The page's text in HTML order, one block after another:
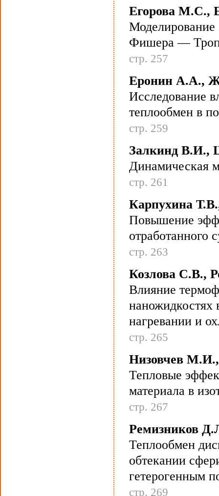
Егорова М.С.,
Моделирование
Фишера —
стр. 257
Еронин А.А.,
Исследование
теплообмен в
стр. 259
Залкинд В.И.,
Динамическая
стр. 261
Карпухина
Повышение
отработанного
стр. 263
Козлова С.В.,
Влияние
наножидкостях
нагревании и
стр. 265
Низовчев
Тепловые
материала в
стр. 267
Ремизников
Теплообмен
обтекании
гетерогенным
стр. 269